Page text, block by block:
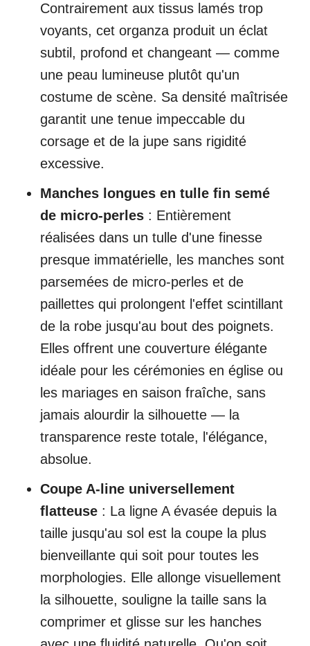
Contrairement aux tissus lamés trop
voyants, cet organza produit un éclat
subtil, profond et changeant — comme
une peau lumineuse plutôt qu'un
costume de scène. Sa densité maîtrisée
garantit une tenue impeccable du
corsage et de la jupe sans rigidité
excessive.
Manches longues en tulle fin semé
de micro-perles : Entièrement
réalisées dans un tulle d'une finesse
presque immatérielle, les manches sont
parsemées de micro-perles et de
paillettes qui prolongent l'effet scintillant
de la robe jusqu'au bout des poignets.
Elles offrent une couverture élégante
idéale pour les cérémonies en église ou
les mariages en saison fraîche, sans
jamais alourdir la silhouette — la
transparence reste totale, l'élégance,
absolue.
Coupe A-line universellement
flatteuse : La ligne A évasée depuis la
taille jusqu'au sol est la coupe la plus
bienveillante qui soit pour toutes les
morphologies. Elle allonge visuellement
la silhouette, souligne la taille sans la
comprimer et glisse sur les hanches